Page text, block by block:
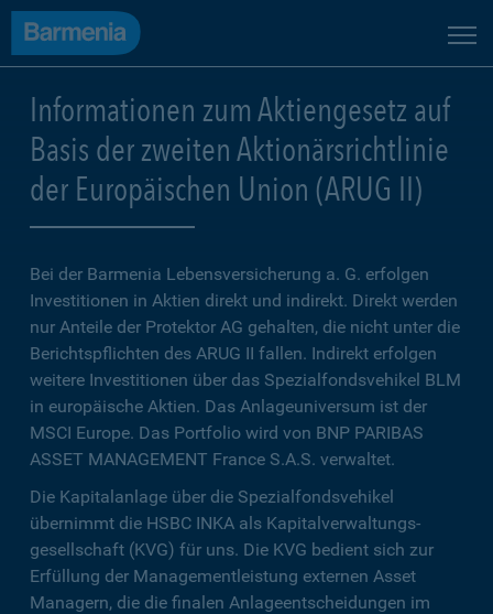
Informationen zum Aktiengesetz auf
Basis der zweiten Aktionärsrichtlinie
der Europäischen Union (ARUG II)
Bei der Barmenia Lebensversicherung a. G. erfolgen
Investitionen in Aktien direkt und indirekt. Direkt werden
nur Anteile der Protektor AG gehalten, die nicht unter die
Berichtspflichten des ARUG II fallen. Indirekt erfolgen
weitere Investitionen über das Spezialfondsvehikel BLM
in europäische Aktien. Das Anlageuniversum ist der
MSCI Europe. Das Portfolio wird von BNP PARIBAS
ASSET MANAGEMENT France S.A.S. verwaltet.
Die Kapitalanlage über die Spezialfondsvehikel
übernimmt die HSBC INKA als Kapitalverwaltungs­
gesellschaft (KVG) für uns. Die KVG bedient sich zur
Erfüllung der Managementleistung externen Asset
Managern, die die finalen Anlageentscheidungen im